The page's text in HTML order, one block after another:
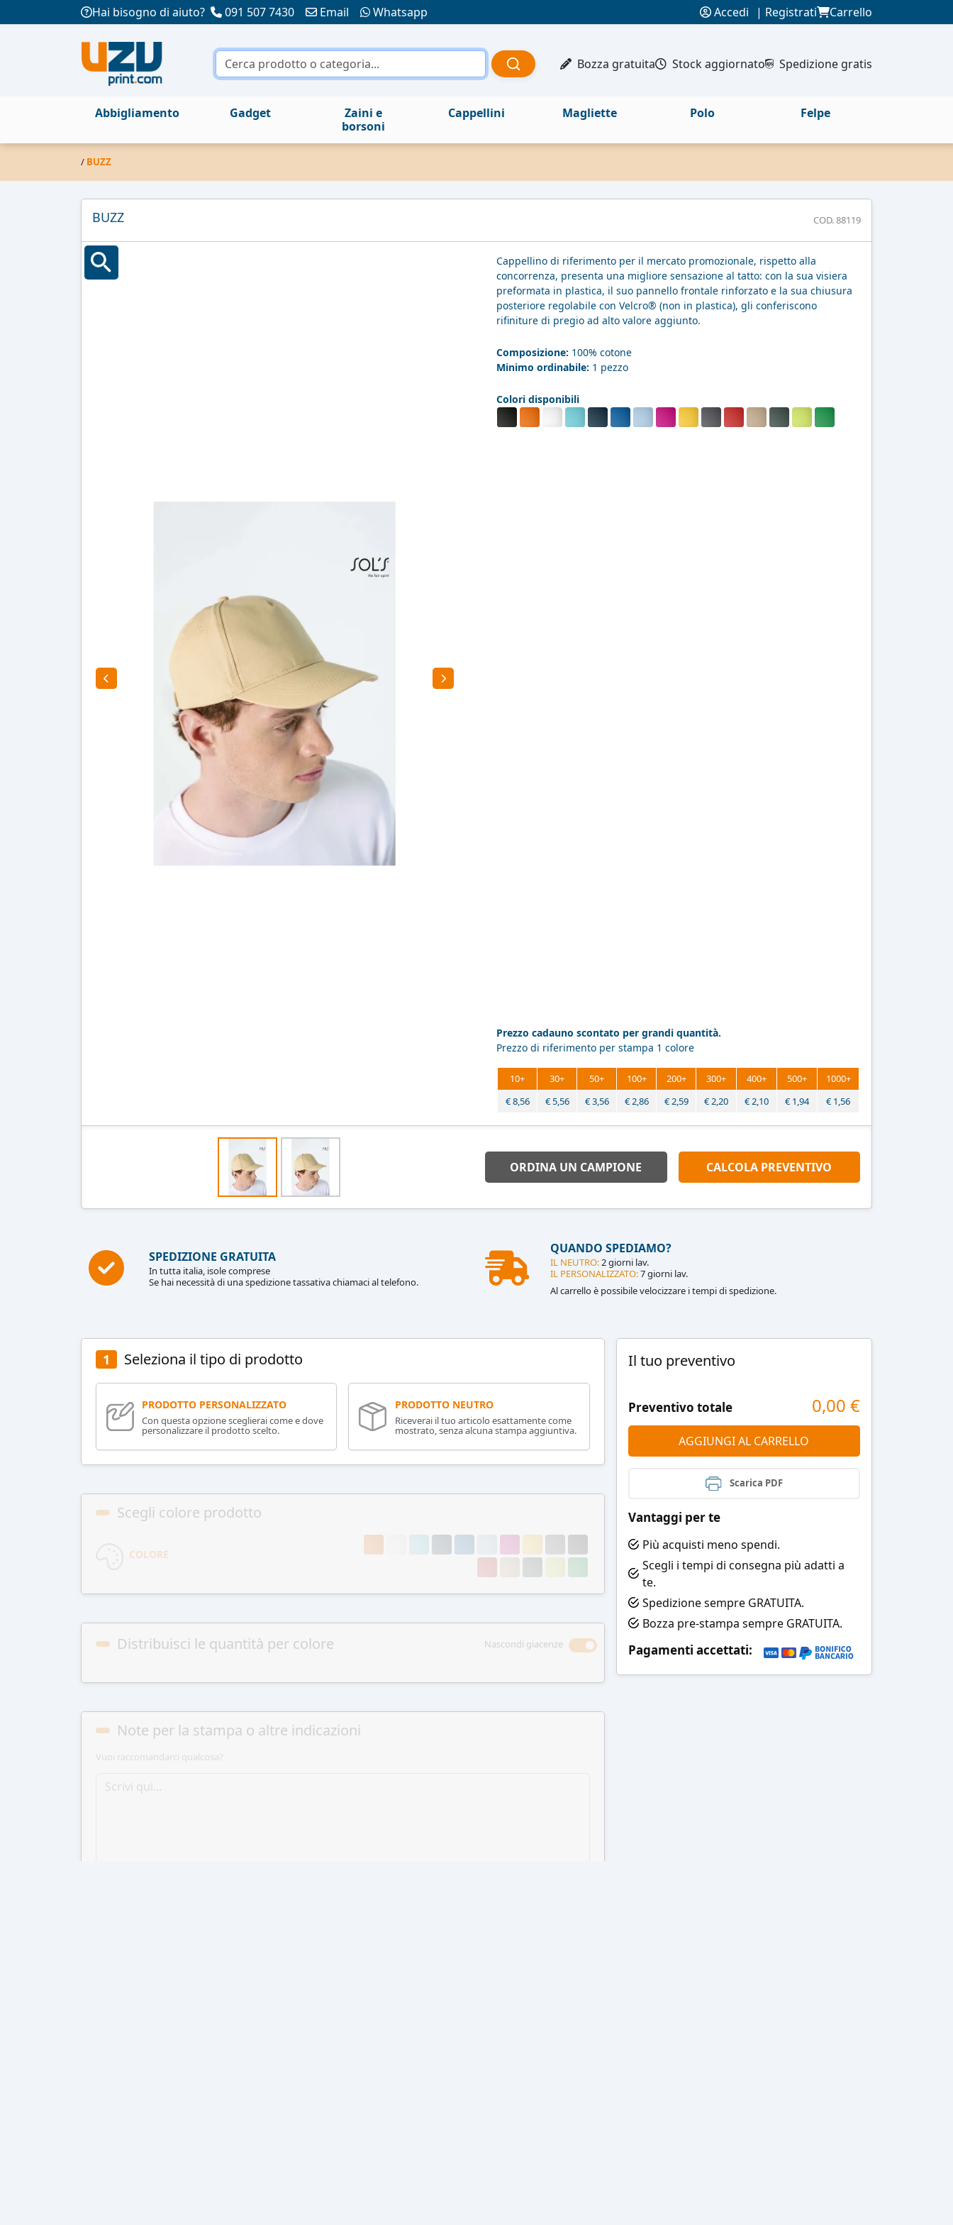
Hai bisogno di aiuto? 091 507 7430 Email Whatsapp Accedi | Registrati Carrello
Bozza gratuita Stock aggiornato Spedizione gratis
Abbigliamento Gadget
Zaini e
borsoni
Cappellini Magliette Polo Felpe
/ BUZZ
BUZZ COD. 88119
Cappellino di riferimento per il mercato promozionale, rispetto alla
concorrenza, presenta una migliore sensazione al tatto: con la sua visiera
preformata in plastica, il suo pannello frontale rinforzato e la sua chiusura
posteriore regolabile con Velcro® (non in plastica), gli conferiscono
rifiniture di pregio ad alto valore aggiunto.
Composizione: 100% cotone
Minimo ordinabile: 1 pezzo
Colori disponibili
Prezzo cadauno scontato per grandi quantità.
Prezzo di riferimento per stampa 1 colore
10+ 30+ 50+ 100+ 200+ 300+ 400+ 500+
1000+
€8,56 €5,56 €3,56 €2,86 €2,59 €2,20 €2,10 € 1,94 € 1,56
ORDINA UN CAMPIONE CALCOLA PREVENTIVO
SPEDIZIONE GRATUITA
In tutta italia, isole comprese
Se hai necessità di una spedizione tassativa chiamaci al telefono.
QUANDO SPEDIAMO?
IL NEUTRO:2 giorni lav.
IL PERSONALIZZATO:7 giorni lav.
Al carrello è possibile velocizzare i tempi di spedizione.
1 Seleziona il tipo di prodotto
PRODOTTO PERSONALIZZATO
Con questa opzione sceglierai come e dove
personalizzare il prodotto scelto.
PRODOTTO NEUTRO
Riceverai il tuo articolo esattamente come
mostrato, senza alcuna stampa aggiuntiva.
Scegli colore prodotto
COLORE
Distribuisci le quantità per colore Nascondi giacenze
Note per la stampa o altre indicazioni
Vuoi raccomandarci qualcosa?
Il tuo preventivo
Preventivo totale 0,00 €
AGGIUNGI AL CARRELLO
Scarica PDF
Vantaggi per te
Più acquisti meno spendi.
Scegli i tempi di consegna più adatti a
te.
Spedizione sempre GRATUITA.
Bozza pre-stampa sempre GRATUITA.
Pagamenti accettati: